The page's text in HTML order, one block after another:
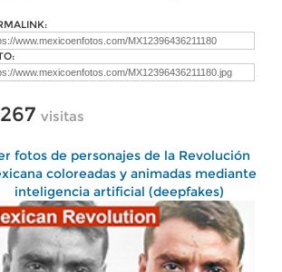
visitas
fotos de personajes de la Revolución
coloreadas y animadas mediante
inteligencia artificial (deepfakes)